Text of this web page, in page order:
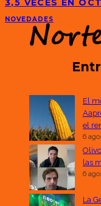
3,5 VECES EN
NOVEDADES
El
el
6
las
6
La